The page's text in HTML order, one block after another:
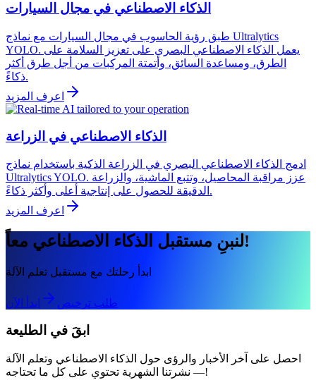
الذكاء الاصطناعي في مجال السيارات
طبق رؤية الحاسوب في مجال السيارات مع نماذج Ultralytics
YOLO. يعمل الذكاء الاصطناعي البصري على تعزيز السلامة على
الطرق، ومساعدة السائق، وأتمتة المركبات من أجل طرق أكثر
ذكاءً.
اعرف المزيد
الذكاء الاصطناعي في الزراعة
ادمج الذكاء الاصطناعي البصري في الزراعة الذكية باستخدام نماذج
Ultralytics YOLO. عزز مراقبة المحاصيل، وتتبع الماشية، والزراعة
الدقيقة للحصول على إنتاجية أعلى وأكثر ذكاءً.
اعرف المزيد
لنبنِ مستقبل الذكاء الاصطناعي معاً!
ابدأ رحلتك مع مستقبل تعلم الآلة
طلب ترخيص ابدأ الآن
ابقَ في الطليعة
احصل على آخر الأخبار والرؤى حول الذكاء الاصطناعي وتعلم الآلة
— نشرتنا الشهرية تحتوي على كل ما تحتاجه!